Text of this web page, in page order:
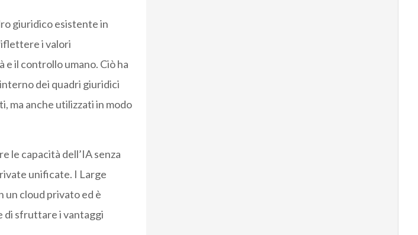
giuridico esistente in
i valori
il controllo umano. Ciò ha
dei quadri giuridici
ma anche utilizzati in modo
le capacità dell’IA senza
unificate. I Large
un cloud privato ed è
di sfruttare i vantaggi